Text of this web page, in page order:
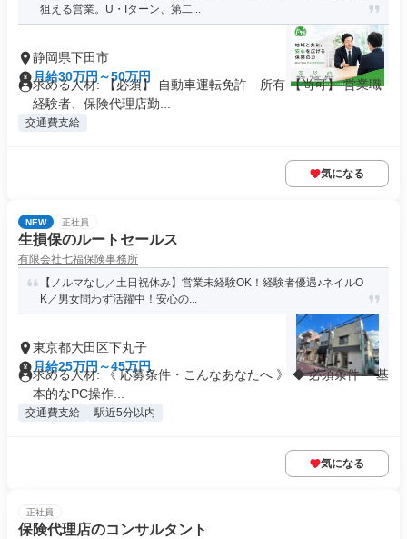
狙える営業。U・Iターン、第二...
静岡県下田市
月給30万円～50万円
求める人材: 【必須】 自動車運転免許 所有 【尚可】 営業職
経験者、保険代理店勤...
交通費支給
気になる
NEW 正社員
生損保のルートセールス
有限会社七福保険事務所
【ノルマなし／土日祝休み】営業未経験OK！経験者優遇♪ネイルO
K／男女問わず活躍中！安心の...
東京都大田区下丸子
月給25万円～45万円
求める人材: 《 応募条件・こんなあなたへ 》 ◆ 必須条件 ・基
本的なPC操作...
交通費支給 駅近5分以内
気になる
正社員
保険代理店のコンサルタント